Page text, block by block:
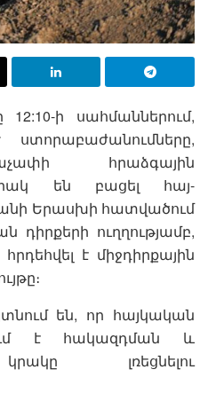
ի սահմաններում,
հրաձգային
են բացել հայ-
Երասխի հատվածում
դիրքերի ուղղությամբ,
է միջդիրքային
են, որ հայկական
է հակազդման և
լռեցնելու